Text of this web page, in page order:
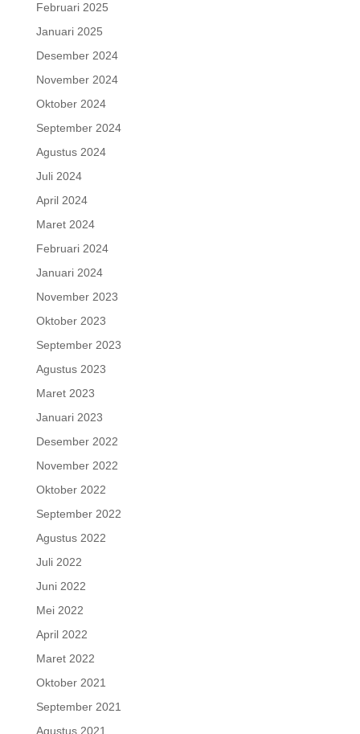
Februari 2025
Januari 2025
Desember 2024
November 2024
Oktober 2024
September 2024
Agustus 2024
Juli 2024
April 2024
Maret 2024
Februari 2024
Januari 2024
November 2023
Oktober 2023
September 2023
Agustus 2023
Maret 2023
Januari 2023
Desember 2022
November 2022
Oktober 2022
September 2022
Agustus 2022
Juli 2022
Juni 2022
Mei 2022
April 2022
Maret 2022
Oktober 2021
September 2021
Agustus 2021